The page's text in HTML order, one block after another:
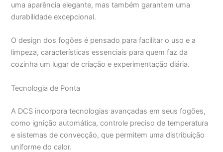
uma aparência elegante, mas também garantem uma
durabilidade excepcional.
O design dos fogões é pensado para facilitar o uso e a
limpeza, características essenciais para quem faz da
cozinha um lugar de criação e experimentação diária.
Tecnologia de Ponta
A DCS incorpora tecnologias avançadas em seus fogões,
como ignição automática, controle preciso de temperatura
e sistemas de convecção, que permitem uma distribuição
uniforme do calor.